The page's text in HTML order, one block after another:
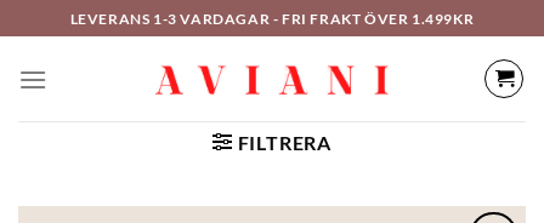
till
innehåll
LEVERANS 1-3 VARDAGAR - FRI FRAKT ÖVER 1.499KR
FILTRERA